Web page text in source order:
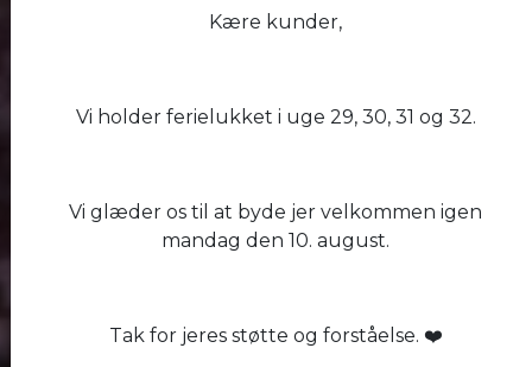
Kære kunder,
Vi holder ferielukket i uge 29, 30, 31 og 32.
Vi glæder os til at byde jer velkommen igen
mandag den 10. august.
Tak for jeres støtte og forståelse. ❤️